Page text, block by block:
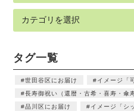
タグ一覧
世田谷区にお届け
イメージ「
長寿御祝い（還暦・古希・喜寿・傘
品川区にお届け
イメージ「シ